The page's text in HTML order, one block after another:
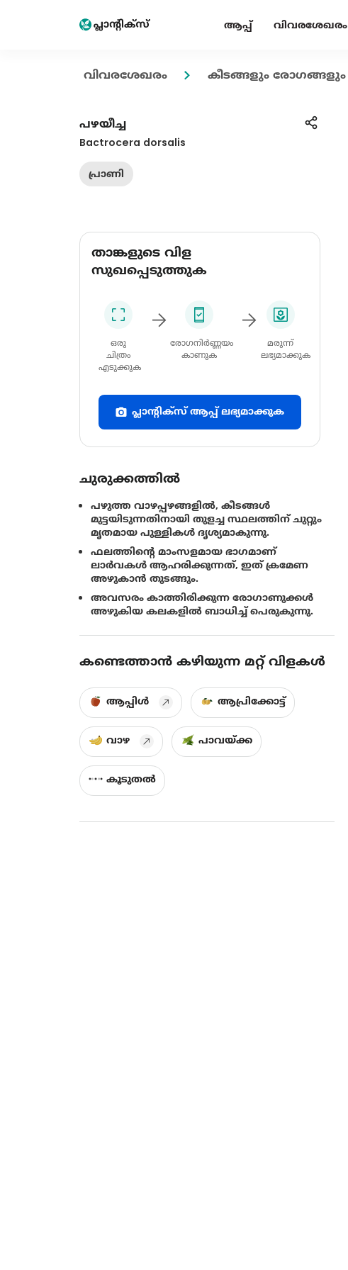
ആപ്പ് വിവരശേഖരം
വിവരശേഖരം കീടങ്ങളും രോഗങ്ങളും
പഴയീച്ച
Bactrocera dorsalis
പ്രാണി
താങ്കളുടെ വിള
സുഖപ്പെടുത്തുക
ഒരു
ചിത്രം
എടുക്കുക
രോഗനിർണ്ണയം
കാണുക
മരുന്ന്
ലഭ്യമാക്കുക
പ്ലാന്റിക്സ് ആപ്പ് ലഭ്യമാക്കുക
ചുരുക്കത്തിൽ
പഴുത്ത വാഴപ്പഴങ്ങളിൽ, കീടങ്ങൾ
മുട്ടയിടുന്നതിനായി തുളച്ച സ്ഥലത്തിന് ചുറ്റും
മൃതമായ പുള്ളികൾ ദൃശ്യമാകുന്നു.
ഫലത്തിൻ്റെ മാംസളമായ ഭാഗമാണ്
ലാർവകൾ ആഹരിക്കുന്നത്, ഇത് ക്രമേണ
അഴുകാൻ തുടങ്ങും.
അവസരം കാത്തിരിക്കുന്ന രോഗാണുക്കൾ
അഴുകിയ കലകളിൽ ബാധിച്ച് പെരുകുന്നു.
കണ്ടെത്താൻ കഴിയുന്ന മറ്റ് വിളകൾ
ആപ്പിൾ ആപ്രിക്കോട്ട്
വാഴ പാവയ്ക്ക
കൂടുതൽ